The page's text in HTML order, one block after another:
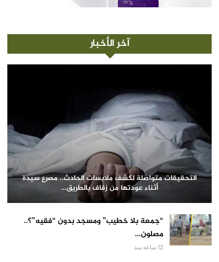
آخر الأخبار
التحقيقات متواصلة لكشف ملابسات الحادث.. مصرع سيدة
أثناء عودتها من زفاف بالطريق…
“جمعة بلا خطيب” ومسجد بدون “فقيه”؟..
مصلون…
12 ساعة منذ